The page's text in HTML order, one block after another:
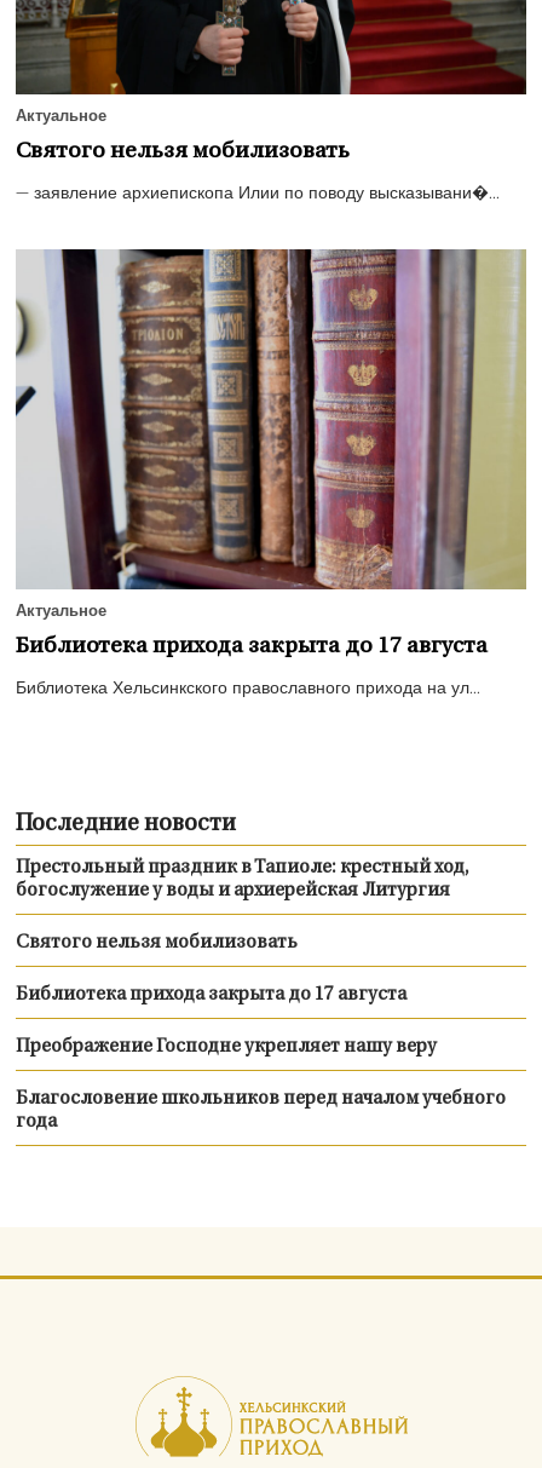
Актуальное
Святого нельзя мобилизовать
— заявление архиепископа Илии по поводу высказывани�...
Актуальное
Библиотека прихода закрыта до 17 августа
Библиотека Хельсинкского православного прихода на ул...
Последние новости
Престольный праздник в Тапиоле: крестный ход,
богослужение у воды и архиерейская Литургия
Святого нельзя мобилизовать
Библиотека прихода закрыта до 17 августа
Преображение Господне укрепляет нашу веру
Благословение школьников перед началом учебного
года